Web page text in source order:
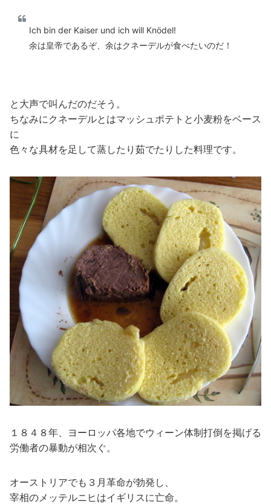
Ich bin der Kaiser und ich will Knödel!
余は皇帝であるぞ、余はクネーデルが食べたいのだ！
と大声で叫んだのだそう。
ちなみにクネーデルとはマッシュポテトと小麦粉をベース
に
色々な具材を足して蒸したり茹でたりした料理です。
１８４８年、ヨーロッパ各地でウィーン体制打倒を掲げる
労働者の暴動が相次ぐ。
オーストリアでも３月革命が勃発し、
宰相のメッテルニヒはイギリスに亡命。